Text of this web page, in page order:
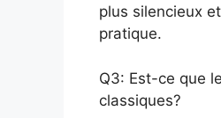
plus silencieux
pratique.
Q3: Est-ce que
classiques?